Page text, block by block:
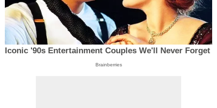
Iconic '90s Entertainment Couples We'll Never Forget
Brainberries